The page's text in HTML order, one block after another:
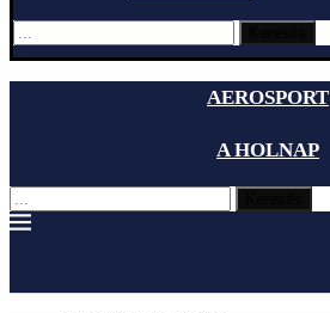
AEROSPORT
A HOLNAP